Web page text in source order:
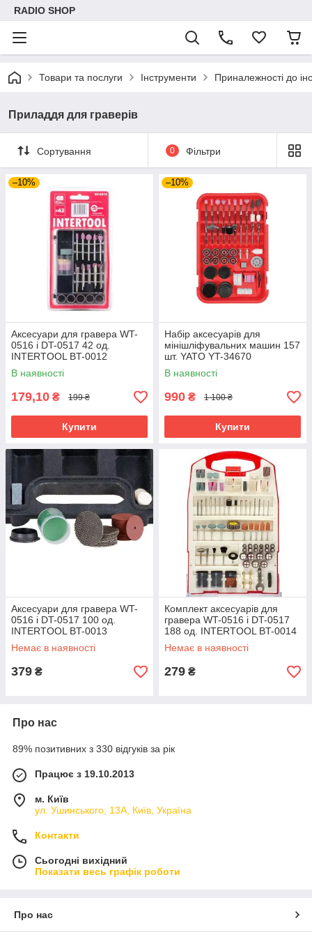
RADIO SHOP
Товари та послуги Інструменти Приналежності до
Приладдя для граверів
Сортування 0 Фільтри
–10%
Аксесуари для гравера WT-
0516 і DT-0517 42 од.
INTERTOOL BT-0012
В наявності
179,10 ₴ 199 ₴
Купити
–10%
Набір аксесуарів для
мінішліфувальних машин 157
шт. YATO YT-34670
В наявності
990 ₴ 1 100 ₴
Купити
Аксесуари для гравера WT-
0516 і DT-0517 100 од.
INTERTOOL BT-0013
Немає в наявності
379 ₴
Комплект аксесуарів для
гравера WT-0516 і DT-0517
188 од. INTERTOOL BT-0014
Немає в наявності
279 ₴
Про нас
89% позитивних з 330 відгуків за рік
Працює з 19.10.2013
м. Київ
ул. Ушинського, 13А, Київ, Україна
Контакти
Сьогодні вихідний
Показати весь графік роботи
Про нас